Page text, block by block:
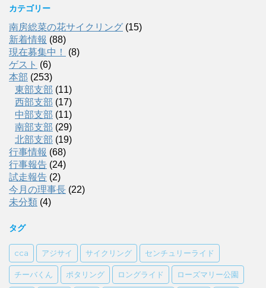
カテゴリー
南房総菜の花サイクリング (15)
新着情報 (88)
現在募集中！
(8)
ゲスト (6)
本部 (253)
東部支部 (11)
西部支部 (17)
中部支部 (11)
南部支部 (29)
北部支部 (19)
行事情報 (68)
行事報告 (24)
試走報告 (2)
今月の理事長 (22)
未分類 (4)
タグ
cca アジサイ サイクリング センチュリーライド
チーバくん ポタリング ロングライド ローズマリー公園